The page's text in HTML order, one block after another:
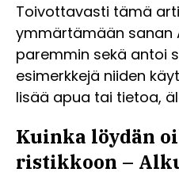
Toivottavasti tämä
ymmärtämään sanan
paremmin sekä antoi
esimerkkejä niiden
lisää apua tai tietoa,
Kuinka löydän
ristikkoon –